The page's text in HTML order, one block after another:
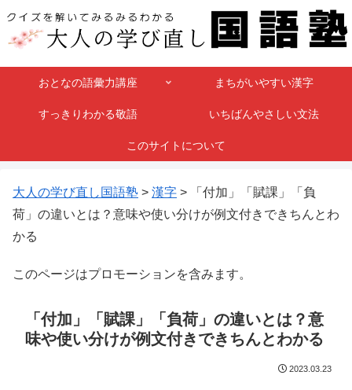
おとなの語彙力講座 まちがいやすい漢字
すっきりわかる敬語 いちばんやさしい文法
このサイトについて
大人の学び直し国語塾 > 漢字 >
「付加」「賦課」「負
荷」の違いとは？意味や使い分けが例文付きできちんとわ
かる
このページはプロモーションを含みます。
「付加」「賦課」「負荷」の違いとは？意
味や使い分けが例文付きできちんとわかる
2023.03.23